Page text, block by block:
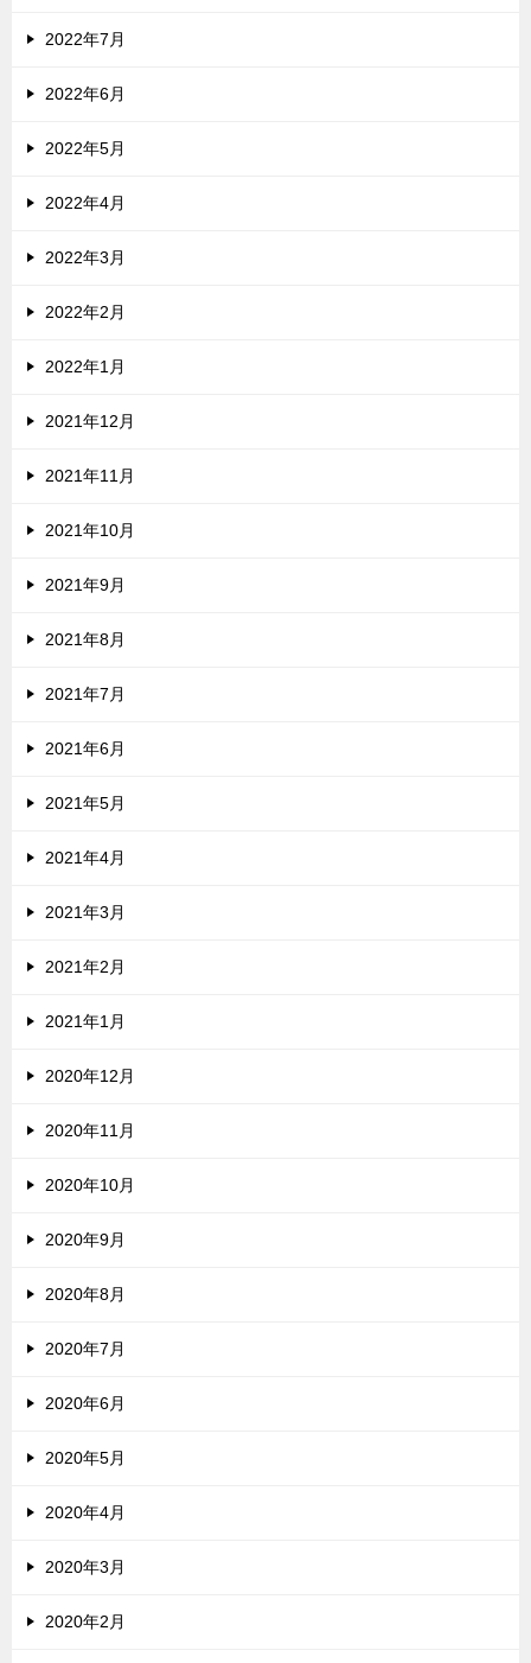
2022年7月
2022年6月
2022年5月
2022年4月
2022年3月
2022年2月
2022年1月
2021年12月
2021年11月
2021年10月
2021年9月
2021年8月
2021年7月
2021年6月
2021年5月
2021年4月
2021年3月
2021年2月
2021年1月
2020年12月
2020年11月
2020年10月
2020年9月
2020年8月
2020年7月
2020年6月
2020年5月
2020年4月
2020年3月
2020年2月